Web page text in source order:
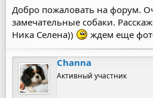
Добро пожаловать на форум.
замечательные собаки.
Ника Селена))
ждем еще
Channa
Активный участник